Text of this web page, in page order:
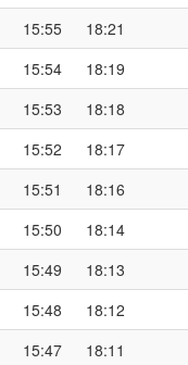
15:55 18:21
15:54 18:19
15:53 18:18
15:52 18:17
15:51 18:16
15:50 18:14
15:49 18:13
15:48 18:12
15:47 18:11